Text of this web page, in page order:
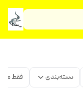
دسته‌بندی فقط